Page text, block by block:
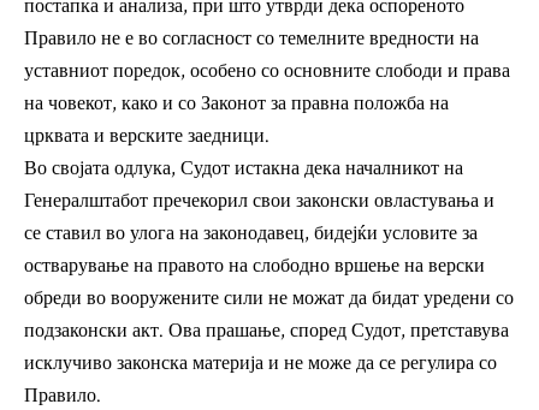
постапка и анализа, при што утврди дека оспореното
Правило не е во согласност со темелните вредности на
уставниот поредок, особено со основните слободи и права
на човекот, како и со Законот за правна положба на
црквата и верските заедници.
Во својата одлука, Судот истакна дека началникот на
Генералштабот пречекорил свои законски овластувања и
се ставил во улога на законодавец, бидејќи условите за
остварување на правото на слободно вршење на верски
обреди во вооружените сили не можат да бидат уредени со
подзаконски акт. Ова прашање, според Судот, претставува
исклучиво законска материја и не може да се регулира со
Правило.